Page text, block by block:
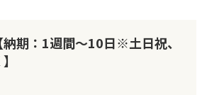
期：1週間～10日※土日祝、